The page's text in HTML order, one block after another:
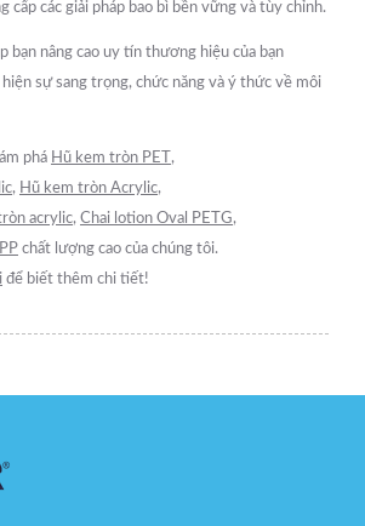
cấp các giải pháp bao bì bền vững và tùy chỉnh.
bạn nâng cao uy tín thương hiệu của bạn
sự sang trọng, chức năng và ý thức về môi
phá Hũ kem tròn PET ,
, Hũ kem tròn Acrylic,
acrylic, Chai lotion Oval PETG,
chất lượng cao của chúng tôi.
để biết thêm chi tiết!